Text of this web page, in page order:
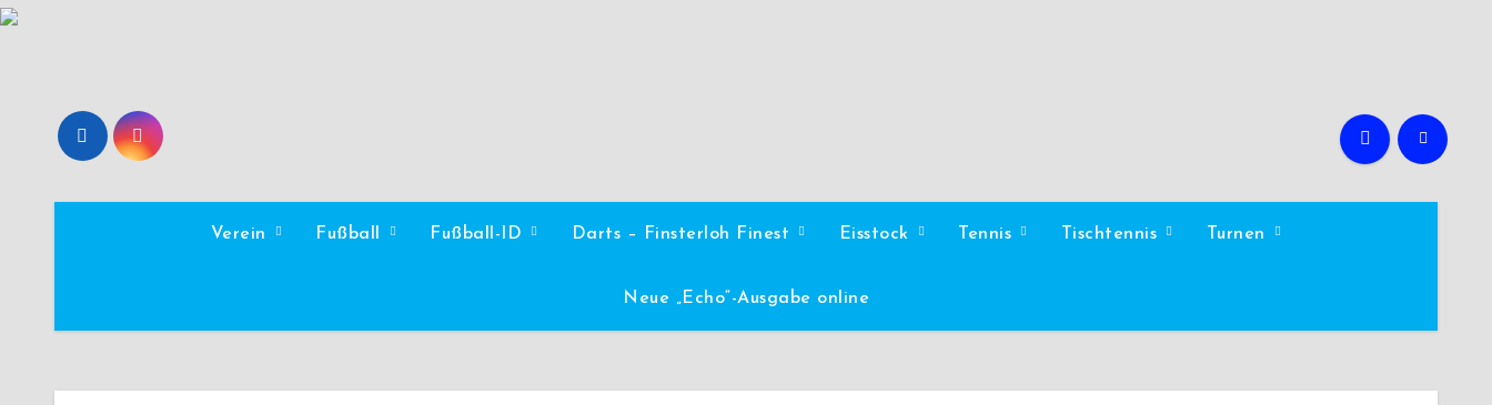
Zum
Verein Fußball Fußball-ID Darts – Finsterloh Finest Eisstock Tennis Tischtennis Turnen
Neue „Echo“-Ausgabe online